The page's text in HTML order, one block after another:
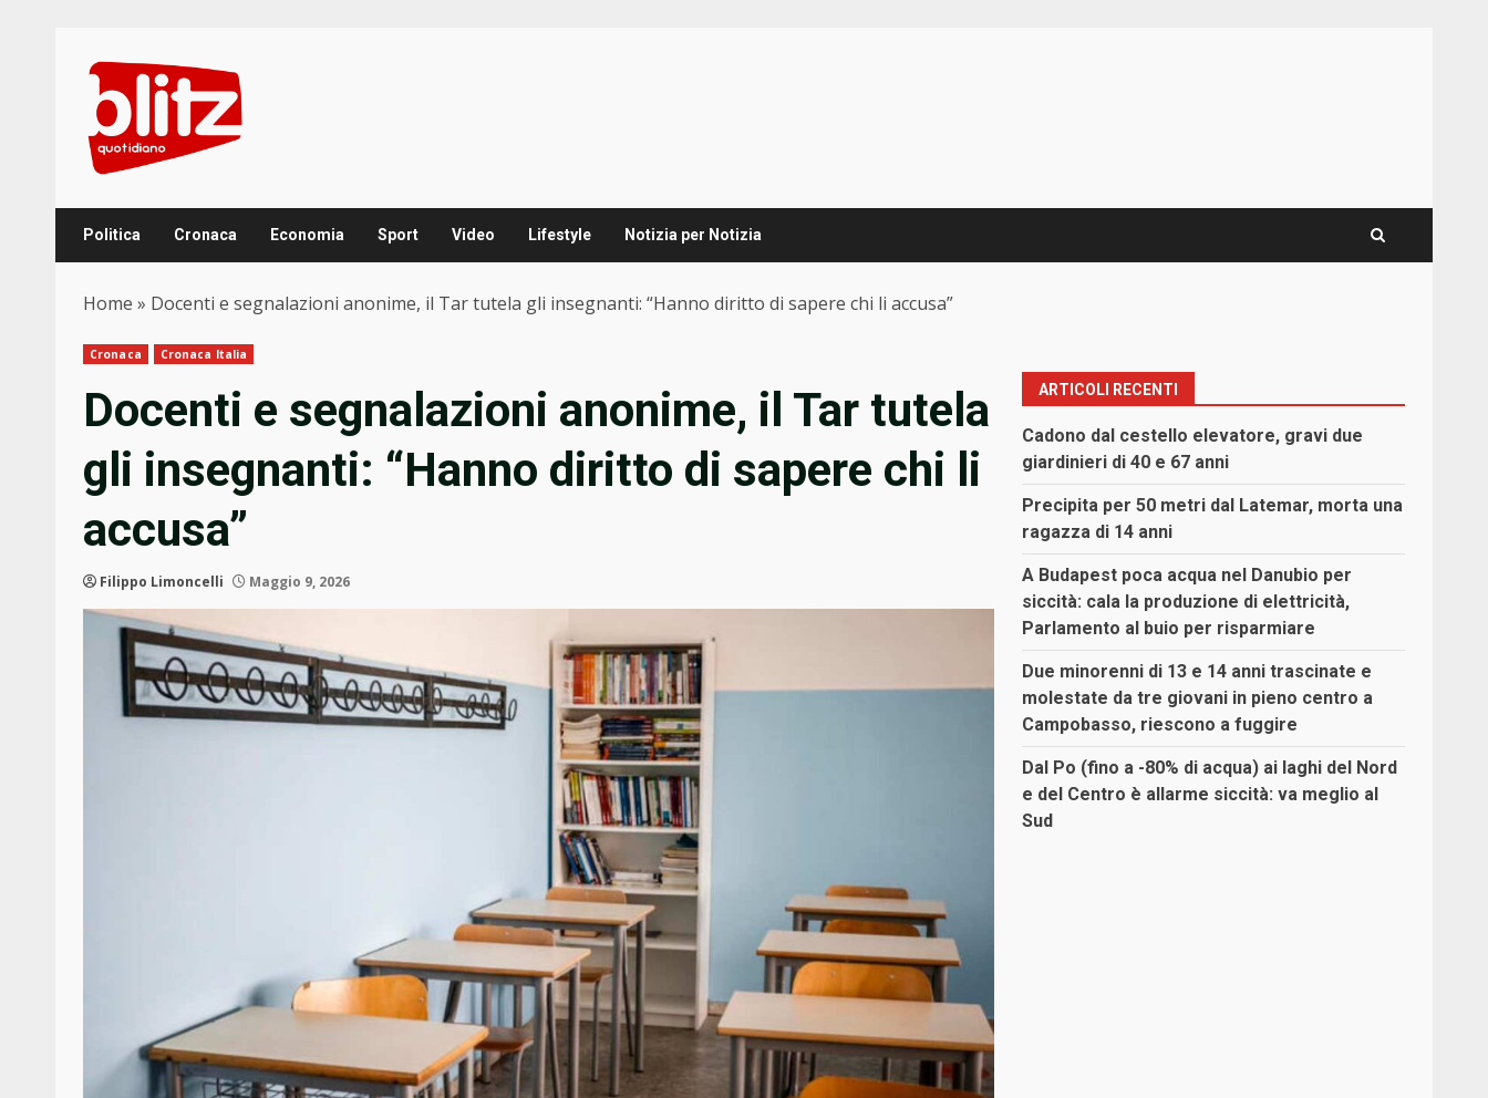
content
Politica Cronaca Economia Sport Video Lifestyle Notizia per Notizia
Home » Docenti e segnalazioni anonime, il Tar tutela gli insegnanti: “Hanno diritto di sapere chi li accusa”
Cronaca Cronaca Italia
Docenti e segnalazioni anonime, il Tar tutela
gli insegnanti: “Hanno diritto di sapere chi li
accusa”
Filippo Limoncelli Maggio 9, 2026
ARTICOLI RECENTI
Cadono dal cestello elevatore, gravi due
giardinieri di 40 e 67 anni
Precipita per 50 metri dal Latemar, morta una
ragazza di 14 anni
A Budapest poca acqua nel Danubio per
siccità: cala la produzione di elettricità,
Parlamento al buio per risparmiare
Due minorenni di 13 e 14 anni trascinate e
molestate da tre giovani in pieno centro a
Campobasso, riescono a fuggire
Dal Po (fino a -80% di acqua) ai laghi del Nord
e del Centro è allarme siccità: va meglio al
Sud